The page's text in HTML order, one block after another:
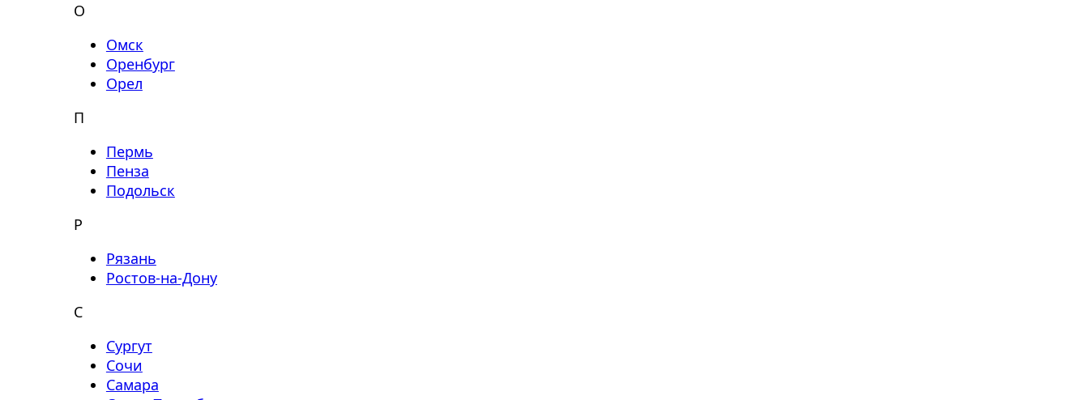
О
Омск
Оренбург
Орел
П
Пермь
Пенза
Подольск
Р
Рязань
Ростов-на-Дону
С
Сургут
Сочи
Самара